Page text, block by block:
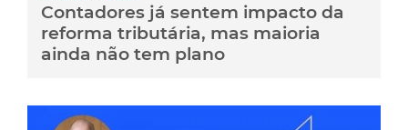
Contadores já sentem impacto da
reforma tributária, mas maioria
ainda não tem plano